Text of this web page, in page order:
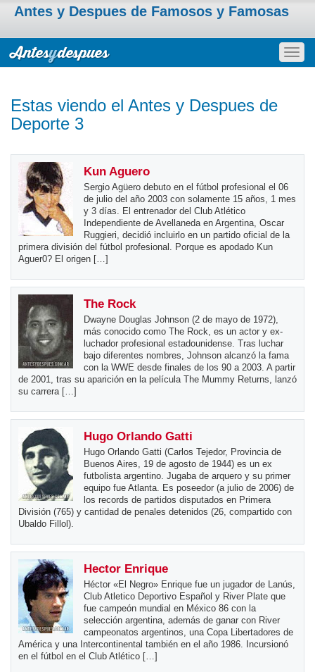
Antes y Despues de Famosos y Famosas
Estas viendo el Antes y Despues de
Deporte 3
Kun Aguero
Sergio Agüero debuto en el fútbol profesional el 06
de julio del año 2003 con solamente 15 años, 1 mes
y 3 días. El entrenador del Club Atlético
Independiente de Avellaneda en Argentina, Oscar
Ruggieri, decidió incluirlo en un partido oficial de la
primera división del fútbol profesional. Porque es apodado Kun
Aguer0? El origen […]
The Rock
Dwayne Douglas Johnson (2 de mayo de 1972),
más conocido como The Rock, es un actor y ex-
luchador profesional estadounidense. Tras luchar
bajo diferentes nombres, Johnson alcanzó la fama
con la WWE desde finales de los 90 a 2003. A partir
de 2001, tras su aparición en la película The Mummy Returns, lanzó
su carrera […]
Hugo Orlando Gatti
Hugo Orlando Gatti (Carlos Tejedor, Provincia de
Buenos Aires, 19 de agosto de 1944) es un ex
futbolista argentino. Jugaba de arquero y su primer
equipo fue Atlanta. Es poseedor (a julio de 2006) de
los records de partidos disputados en Primera
División (765) y cantidad de penales detenidos (26, compartido con
Ubaldo Fillol).
Hector Enrique
Héctor «El Negro» Enrique fue un jugador de Lanús,
Club Atletico Deportivo Español y River Plate que
fue campeón mundial en México 86 con la
selección argentina, además de ganar con River
campeonatos argentinos, una Copa Libertadores de
América y una Intercontinental también en el año 1986. Incursionó
en el fútbol en el Club Atlético […]